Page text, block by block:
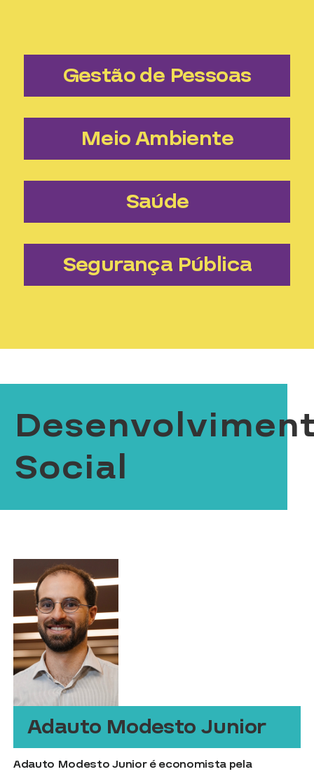
Gestão de Pessoas
Meio Ambiente
Saúde
Segurança Pública
Social
Adauto Modesto Junior
Adauto Modesto Junior é economista pela